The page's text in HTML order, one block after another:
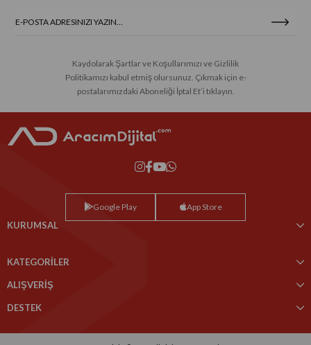
Kaydolarak Şartlar ve Koşullarımızı ve Gizlilik
Politikamızı kabul etmiş olursunuz. Çıkmak için e-
postalarımızdaki Aboneliği İptal Et’i tıklayın.
Google Play App Store
KURUMSAL
KATEGORİLER
ALIŞVERİŞ
DESTEK